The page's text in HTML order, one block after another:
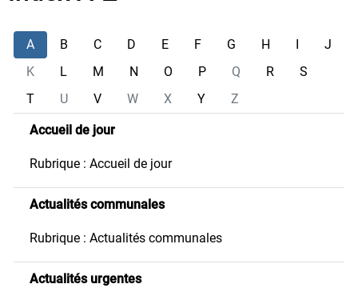
A B C D E F G H I
J
K
L M N O P Q R
S
T
U V W X Y Z
Accueil de jour
Rubrique : Accueil de jour
Actualités communales
Rubrique : Actualités communales
Actualités urgentes